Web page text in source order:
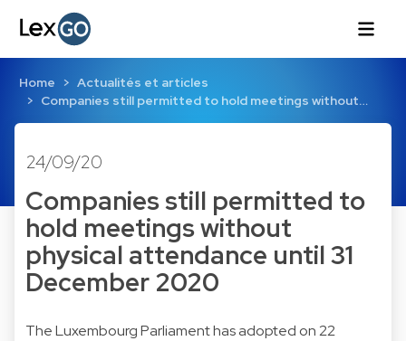
Home
Actualités et articles
Companies still permitted to hold meetings without…
24/09/20
Companies still permitted to
hold meetings without
physical attendance until 31
December 2020
The Luxembourg Parliament has adopted on 22